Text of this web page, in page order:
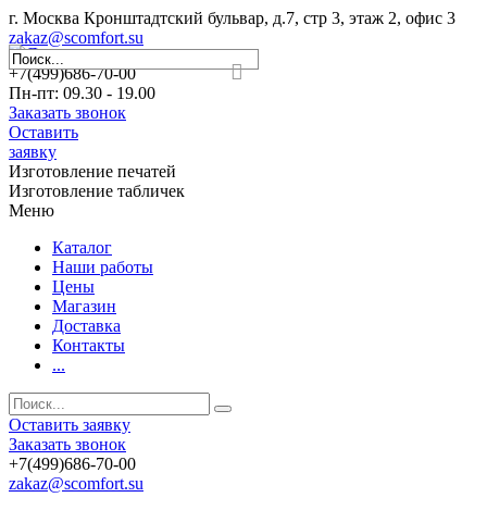
г. Москва Кронштадтский бульвар, д.7, стр 3, этаж 2, офис 3
zakaz@scomfort.su
+7(499)686-70-00
Пн-пт: 09.30 - 19.00
Заказать звонок
Оставить
заявку
Изготовление печатей
Изготовление табличек
Меню
Каталог
Наши работы
Цены
Магазин
Доставка
Контакты
...
Оставить заявку
Заказать звонок
+7(499)686-70-00
zakaz@scomfort.su